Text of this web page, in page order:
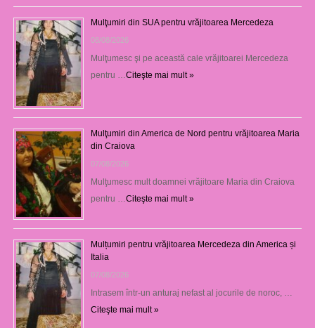
Mulţumiri din SUA pentru vrăjitoarea Mercedeza
08/08/2026
Mulţumesc şi pe această cale vrăjitoarei Mercedeza
pentru …Citeşte mai mult »
Mulţumiri din America de Nord pentru vrăjitoarea Maria
din Craiova
07/08/2026
Mulţumesc mult doamnei vrăjitoare Maria din Craiova
pentru …Citeşte mai mult »
Mulțumiri pentru vrăjitoarea Mercedeza din America și
Italia
07/08/2026
Intrasem într-un anturaj nefast al jocurile de noroc, …
Citeşte mai mult »